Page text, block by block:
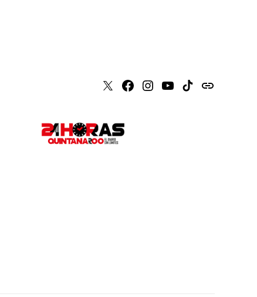
X Faceboook
Instagram
Youtube
Tiktokissuu